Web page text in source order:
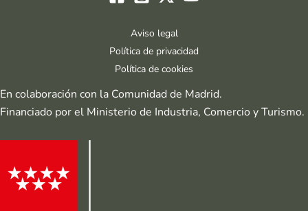
Aviso legal
Política de privacidad
Política de cookies
En colaboración con la Comunidad de Madrid.
Financiado por el Ministerio de Industria, Comercio y Turismo.